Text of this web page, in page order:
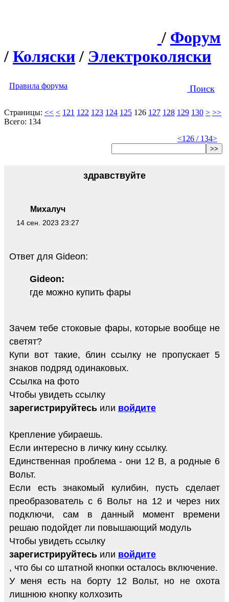
/ Форум
/ Коляски / Электроколяски
Правила форума Поиск
Страницы: << < 121 122 123 124 125 126 127 128 129 130 > >>
Всего: 134
<126 / 134>
>>
Михалуч
14 сен. 2023 23:27
здравствуйте
Ответ для Gideon:
Gideon:
где можно купить фары
Зачем тебе стоковые фары, которые вообще не
светят?
Купи вот такие, блин ссылку не пропускает 5
знаков подряд одинаковых.
Ссылка на фото
Чтобы увидеть ссылку
зарегистрируйтесь или войдите
Крепление убираешь.
Если интересно в личку кину ссылку.
Единственная проблема - они 12 В, а родные 6
Вольт.
Если есть знакомый кулибин, пусть сделает
преобразователь с 6 Вольт на 12 и через них
подключи, сам в данный момент времени
решаю подойдет ли повышающий модуль
Чтобы увидеть ссылку
зарегистрируйтесь или войдите
, что бы со штатной кнопки осталось включение.
У меня есть на борту 12 Вольт, но не охота
лишнюю кнопку колхозить